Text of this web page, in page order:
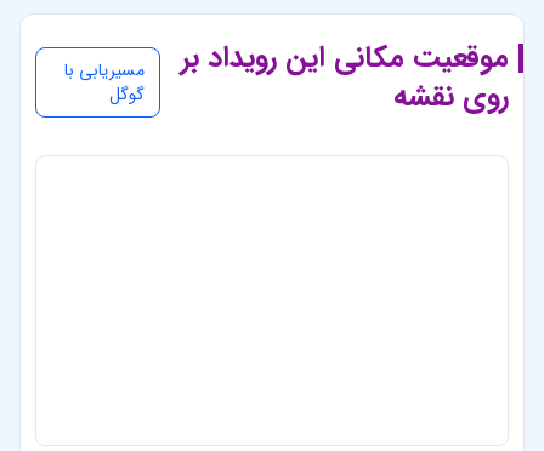
موقعیت مکانی این رویداد بر
روی نقشه
مسیریابی با
گوگل